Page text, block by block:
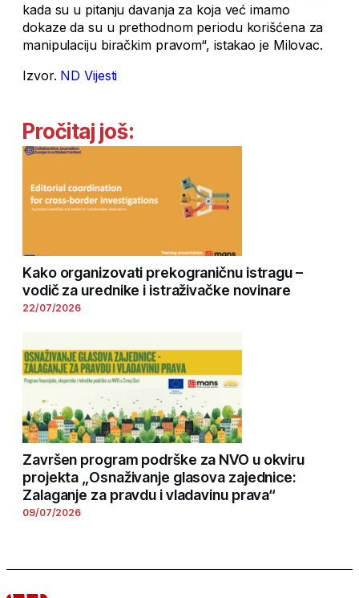
kada su u pitanju davanja za koja već imamo
dokaze da su u prethodnom periodu korišćena za
manipulaciju biračkim pravom“, istakao je Milovac.
Izvor. ND Vijesti
Pročitaj još:
Kako organizovati prekograničnu istragu –
vodič za urednike i istraživačke novinare
22/07/2026
Završen program podrške za NVO u okviru
projekta „Osnaživanje glasova zajednice:
Zalaganje za pravdu i vladavinu prava“
09/07/2026